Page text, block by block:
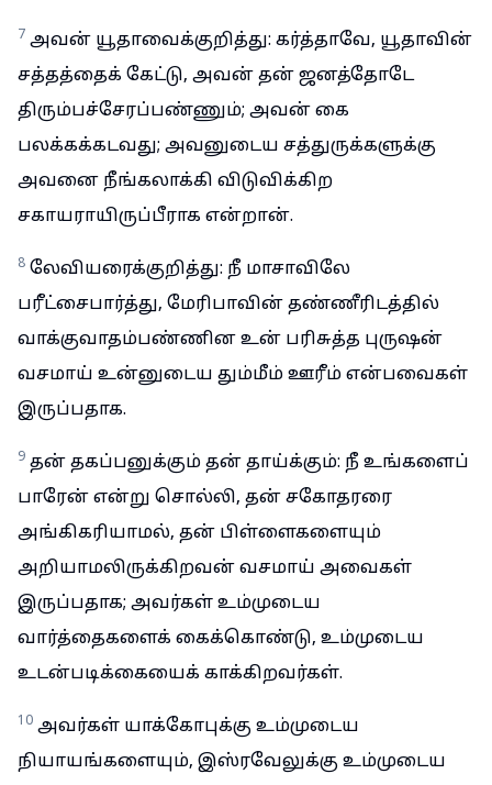
7 அவன் யூதாவைக்குறித்து: கர்த்தாவே, யூதாவின்
சத்தத்தைக் கேட்டு, அவன் தன் ஜனத்தோடே
திரும்பச்சேரப்பண்ணும்; அவன் கை
பலக்கக்கடவது; அவனுடைய சத்துருக்களுக்கு
அவனை நீங்கலாக்கி விடுவிக்கிற
சகாயராயிருப்பீராக என்றான்.
8 லேவியரைக்குறித்து: நீ மாசாவிலே
பரீட்சைபார்த்து, மேரிபாவின் தண்ணீரிடத்தில்
வாக்குவாதம்பண்ணின உன் பரிசுத்த புருஷன்
வசமாய் உன்னுடைய தும்மீம் ஊரீம் என்பவைகள்
இருப்பதாக.
9 தன் தகப்பனுக்கும் தன் தாய்க்கும்: நீ உங்களைப்
பாரேன் என்று சொல்லி, தன் சகோதரரை
அங்கிகரியாமல், தன் பிள்ளைகளையும்
அறியாமலிருக்கிறவன் வசமாய் அவைகள்
இருப்பதாக; அவர்கள் உம்முடைய
வார்த்தைகளைக் கைக்கொண்டு, உம்முடைய
உடன்படிக்கையைக் காக்கிறவர்கள்.
10 அவர்கள் யாக்கோபுக்கு உம்முடைய
நியாயங்களையும், இஸ்ரவேலுக்கு உம்முடைய